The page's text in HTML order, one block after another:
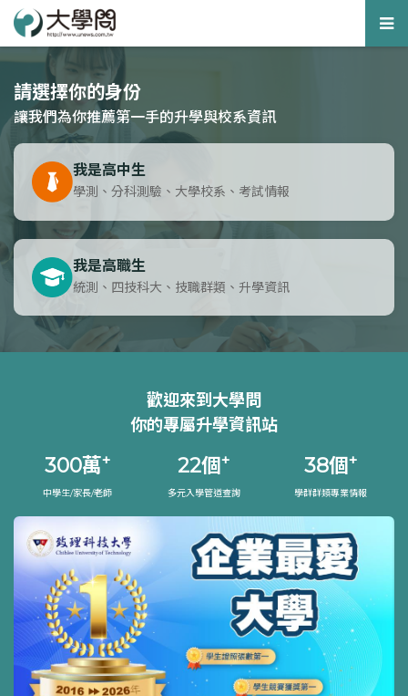
請選擇你的身份
讓我們為你推薦第一手的升學與校系資訊
我是高中生
學測、分科測驗、大學校系、考試情報
我是高職生
統測、四技科大、技職群類、升學資訊
歡迎來到大學問
你的專屬升學資訊站
300萬+
中學生/家長/老師
22個+
多元入學管道查詢
38個+
學群群類專業情報